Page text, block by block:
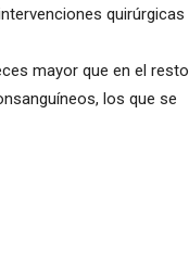
quirúrgicas
mayor que en el resto
los que se